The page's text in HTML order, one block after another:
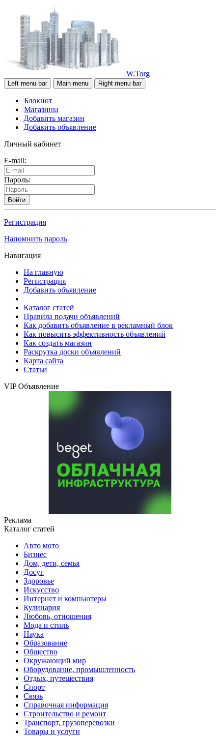
W.Torg
Left menu bar Main menu Right menu bar
Блокнот
Магазины
Добавить магазин
Добавить объявление
Личный кабинет
E-mail:
Пароль:
Войти
Регистрация
Напомнить пароль
Навигация
На главную
Регистрация
Добавить объявление
Каталог статей
Правила подачи объявлений
Как добавить объявление в рекламный блок
Как повысить эффективность объявлений
Как создать магазин
Раскрутка доски объявлений
Карта сайта
Статьи
VIP Объявление
Реклама
Каталог статей
Авто мото
Бизнес
Дом, дети, семья
Досуг
Здоровье
Искусство
Интернет и компьютеры
Кулинария
Любовь, отношения
Мода и стиль
Наука
Образование
Общество
Окружающий мир
Оборудование, промышленность
Отдых, путешествия
Спорт
Связь
Справочная информация
Строительство и ремонт
Транспорт, грузоперевозки
Товары и услуги